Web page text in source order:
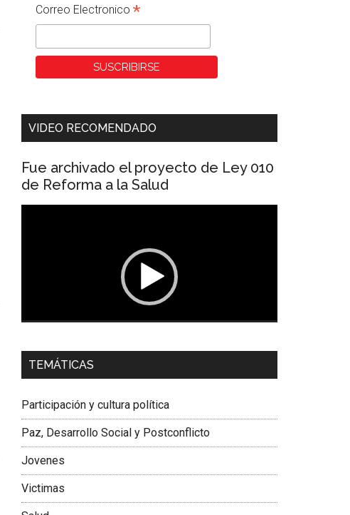
Correo Electronico *
VIDEO RECOMENDADO
Fue archivado el proyecto de Ley 010
de Reforma a la Salud
Dra. Carolina Corcho Mejía,
Latinoamericana Sur, Vicepresidenta Federación
TEMÁTICAS
Participación y cultura política
Paz, Desarrollo Social y Postconflicto
Jovenes
Victimas